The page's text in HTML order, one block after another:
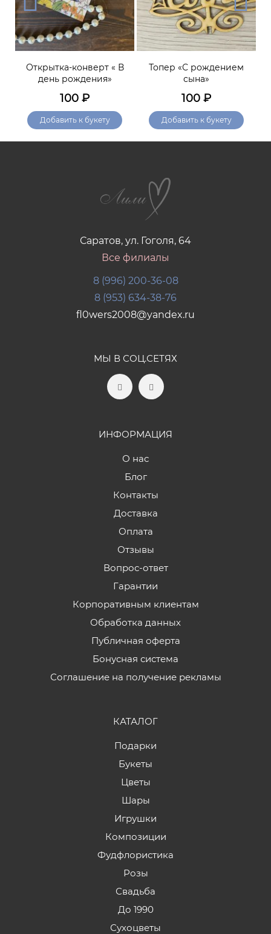
Открытка-конверт « В
день рождения»
100 ₽
Добавить к букету
Топер «С рождением
сына»
100 ₽
Добавить к букету
Саратов, ул. Гоголя, 64
Все филиалы
8 (996) 200-36-08
8 (953) 634-38-76
fl0wers2008@yandex.ru
МЫ В СОЦ.СЕТЯХ
ИНФОРМАЦИЯ
О нас
Блог
Контакты
Доставка
Оплата
Отзывы
Вопрос-ответ
Гарантии
Корпоративным клиентам
Обработка данных
Публичная оферта
Бонусная система
Соглашение на получение рекламы
КАТАЛОГ
Подарки
Букеты
Цветы
Шары
Игрушки
Композиции
Фудфлористика
Розы
Свадьба
До 1990
Сухоцветы